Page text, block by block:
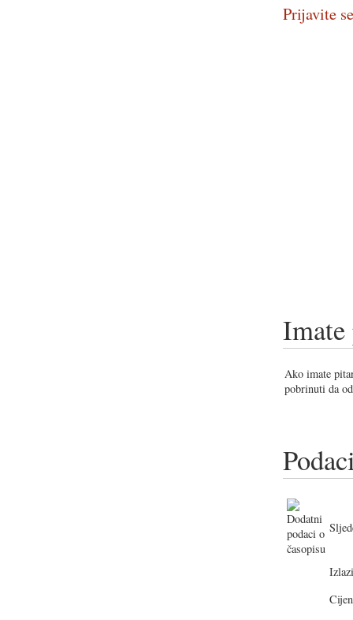
Prijavite
Imate
Ako imate
pobrinuti da